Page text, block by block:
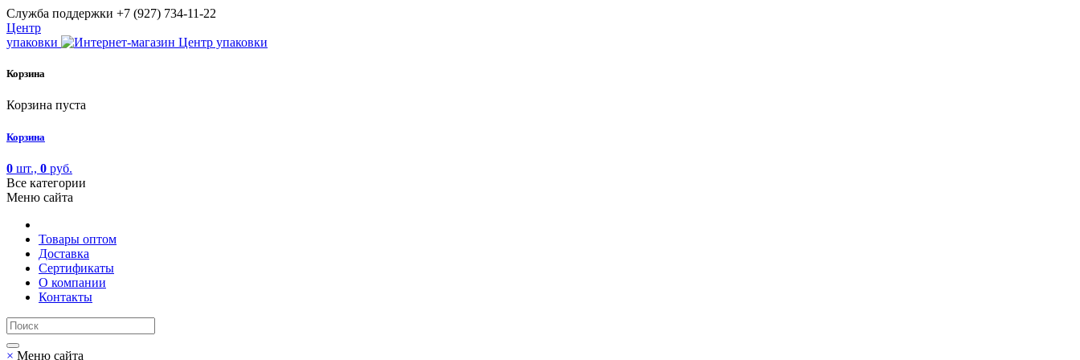
Cлужба поддержки +7 (927) 734-11-22
Центр
упаковки
Корзина
Корзина пуста
Корзина
0 шт., 0 руб.
Все категории
Меню сайта
Товары оптом
Доставка
Сертификаты
О компании
Контакты
× Меню сайта